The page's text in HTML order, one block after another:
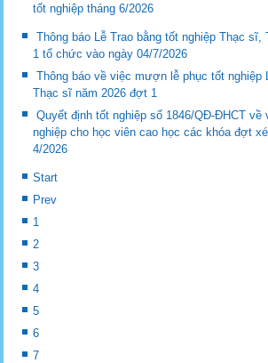
tốt nghiệp tháng 6/2026
Thông báo Lễ Trao bằng tốt nghiệp Thạc
1 tổ chức vào ngày 04/7/2026
Thông báo về việc mượn lễ phục tốt nghiệp
Thạc sĩ năm 2026 đợt 1
Quyết định tốt nghiệp số 1846/QĐ-ĐHCT về
nghiệp cho học viên cao học các khóa đợt
4/2026
Start
Prev
1
2
3
4
5
6
7